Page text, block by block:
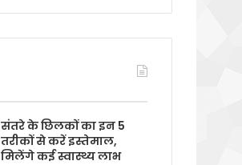
संतरे के छिलकों का इन 5
तरीकों से करें इस्तेमाल,
मिलेंगे कई स्वास्थ्य लाभ